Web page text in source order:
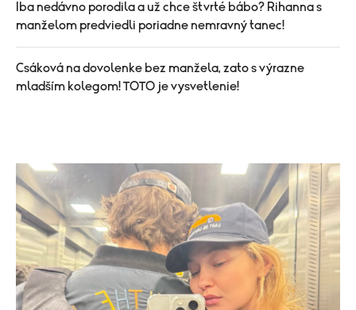
Iba nedávno porodila a už chce štvrté bábo? Rihanna s
manželom predviedli poriadne nemravný tanec!
Csáková na dovolenke bez manžela, zato s výrazne
mladším kolegom! TOTO je vysvetlenie!